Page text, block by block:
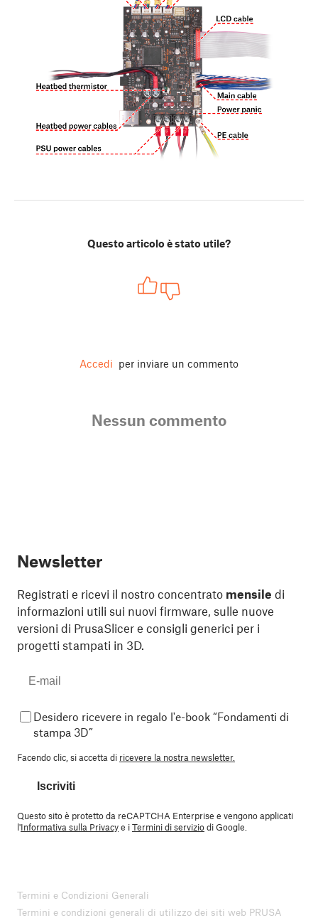
Questo articolo è stato utile?
Accedi per inviare un commento
Nessun commento
Newsletter
Registrati e ricevi il nostro concentrato mensile di
informazioni utili sui nuovi firmware, sulle nuove
versioni di PrusaSlicer e consigli generici per i
progetti stampati in 3D.
Desidero ricevere in regalo l'e-book “Fondamenti di
stampa 3D”
Facendo clic, si accetta di ricevere la nostra newsletter.
Iscriviti
Questo sito è protetto da reCAPTCHA Enterprise e vengono applicati
l'Informativa sulla Privacye iTermini di serviziodi Google.
Termini e Condizioni Generali
Termini e condizioni generali di utilizzo dei siti web PRUSA